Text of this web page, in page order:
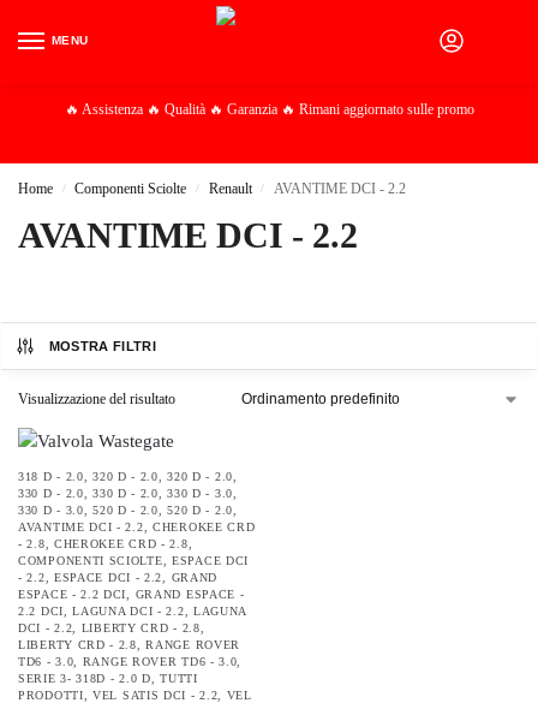
MENU
🔥 Assistenza 🔥 Qualità 🔥 Garanzia 🔥 Rimani aggiornato sulle promo
Home / Componenti Sciolte / Renault / AVANTIME DCI - 2.2
AVANTIME DCI - 2.2
MOSTRA FILTRI
Visualizzazione del risultato
318 D - 2.0 ,320 D - 2.0 ,320 D - 2.0
330 D - 2.0 ,330 D - 2.0 ,330 D - 3.0
330 D - 3.0 ,520 D - 2.0 ,520 D - 2.0
AVANTIME DCI - 2.2 ,CHEROKEE CRD
- 2.8
CHEROKEE CRD - 2.8
COMPONENTI SCIOLTE ,ESPACE DCI
- 2.2
ESPACE DCI - 2.2
GRAND
ESPACE - 2.2 DCI
GRAND ESPACE -
2.2 DCI ,LAGUNA DCI - 2.2
LAGUNA
DCI - 2.2
LIBERTY CRD - 2.8
LIBERTY CRD - 2.8 ,RANGE ROVER
TD6 - 3.0
RANGE ROVER TD6 - 3.0
SERIE 3- 318D - 2.0 D ,TUTTI
PRODOTTI ,VEL SATIS DCI - 2.2
VEL